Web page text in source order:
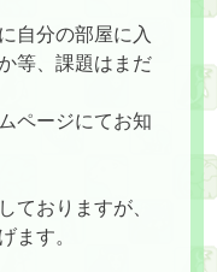
自分の部屋に入
等、課題はまだ
ページにてお知
ておりますが、
ます。